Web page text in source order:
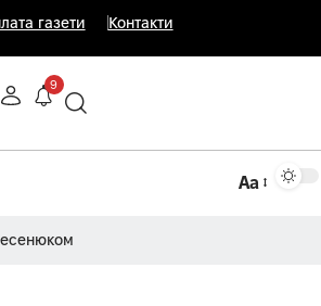
газети Контакти
9
Аа